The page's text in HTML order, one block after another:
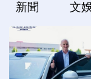
新聞 文